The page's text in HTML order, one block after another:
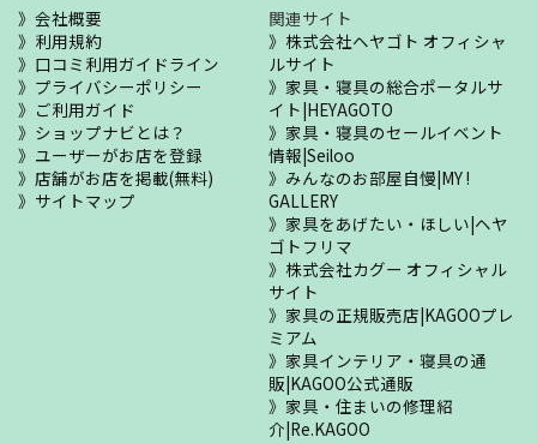
会社概要
利用規約
口コミ利用ガイドライン
プライバシーポリシー
ご利用ガイド
ショップナビとは？
ユーザーがお店を登録
店舗がお店を掲載(無料)
サイトマップ
関連サイト
株式会社ヘヤゴト オフィシャ
ルサイト
家具・寝具の総合ポータルサ
イト|HEYAGOTO
家具・寝具のセールイベント
情報|Seiloo
みんなのお部屋自慢|MY !
GALLERY
家具をあげたい・ほしい|ヘヤ
ゴトフリマ
株式会社カグー オフィシャル
サイト
家具の正規販売店|KAGOOプレ
ミアム
家具インテリア・寝具の通
販|KAGOO公式通販
家具・住まいの修理紹
介|Re.KAGOO